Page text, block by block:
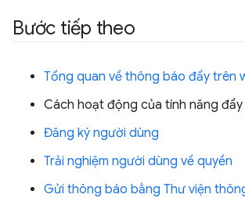
Bước tiếp theo
Tổng quan về thông báo đẩy trên
Cách hoạt động của tính năng đẩy
Đăng ký người dùng
Trải nghiệm người dùng về quyền
Gửi thông báo bằng Thư viện